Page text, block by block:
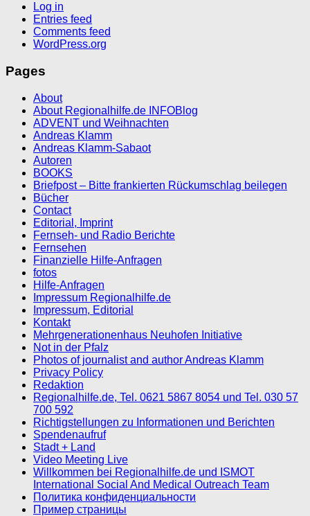
Log in
Entries feed
Comments feed
WordPress.org
Pages
About
About Regionalhilfe.de INFOBlog
ADVENT und Weihnachten
Andreas Klamm
Andreas Klamm-Sabaot
Autoren
BOOKS
Briefpost – Bitte frankierten Rückumschlag beilegen
Bücher
Contact
Editorial, Imprint
Fernseh- und Radio Berichte
Fernsehen
Finanzielle Hilfe-Anfragen
fotos
Hilfe-Anfragen
Impressum Regionalhilfe.de
Impressum, Editorial
Kontakt
Mehrgenerationenhaus Neuhofen Initiative
Not in der Pfalz
Photos of journalist and author Andreas Klamm
Privacy Policy
Redaktion
Regionalhilfe.de, Tel. 0621 5867 8054 und Tel. 030 57
700 592
Richtigstellungen zu Informationen und Berichten
Spendenaufruf
Stadt + Land
Video Meeting Live
Willkommen bei Regionalhilfe.de und ISMOT
International Social And Medical Outreach Team
Политика конфиденциальности
Пример страницы